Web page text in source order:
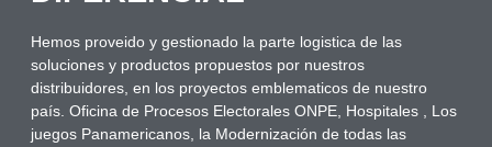
Hemos proveido y gestionado la parte logistica de las
soluciones y productos propuestos por nuestros
distribuidores, en los proyectos emblematicos de nuestro
país. Oficina de Procesos Electorales ONPE, Hospitales , Los
juegos Panamericanos, la Modernización de todas las